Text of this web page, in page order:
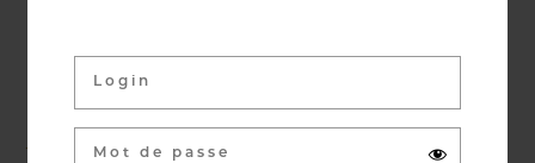
Activités & évènements